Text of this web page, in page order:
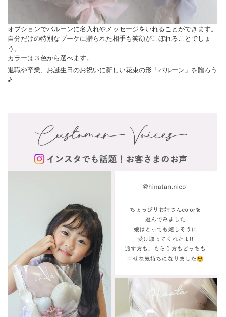
オプションでバルーンに名入れやメッセージをいれることができます。
自分だけの特別なブーケに贈られた相手も笑顔がこぼれることでしょ
う。
カラーは３色から選べます。
退職や卒業、お誕生日のお祝いに新しい花束の形「バルーン」を贈ろう
♪